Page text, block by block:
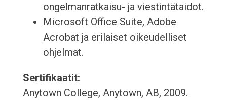
ongelmanratkaisu- ja viestintätaidot.
Microsoft Office Suite, Adobe
Acrobat ja erilaiset oikeudelliset
ohjelmat.
Sertifikaatit:
Anytown College, Anytown, AB, 2009.